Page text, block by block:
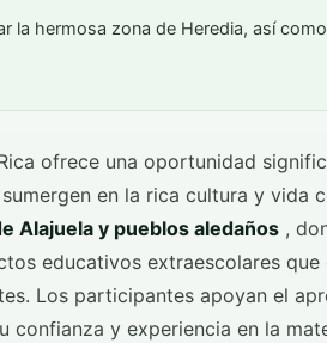
la hermosa zona de Heredia, así
ofrece una oportunidad
en la rica cultura y vida
Alajuela y pueblos aledaños ,
educativos extraescolares que
Los participantes apoyan el
confianza y experiencia en la